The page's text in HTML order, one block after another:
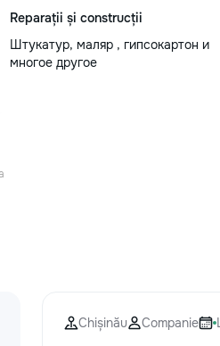
Reparații și construcții
Штукатур, маляр , гипсокартон и
многое другое
Chișinău Companie